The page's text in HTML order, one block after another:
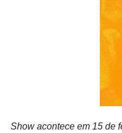
Show acontece em 15 de